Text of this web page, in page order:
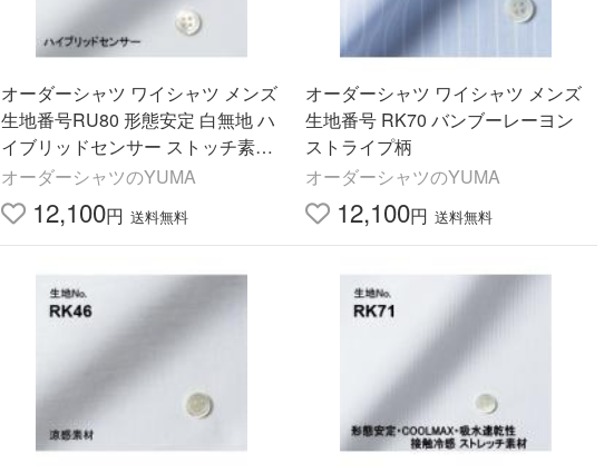
オーダーシャツ ワイシャツ メンズ
生地番号RU80 形態安定 白無地 ハ
イブリッドセンサー ストッチ素材
吸水速乾 消臭 抗菌防臭
オーダーシャツのYUMA
12,100円 送料無料
オーダーシャツ ワイシャツ メンズ
生地番号 RK70 バンブーレーヨン
ストライプ柄
オーダーシャツのYUMA
12,100円 送料無料